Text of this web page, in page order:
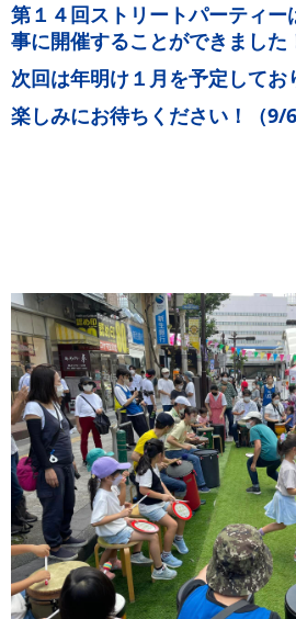
第１４回ストリートパーティー
事に開催することができました
次回は年明け１月を予定してお
楽しみにお待ちください！（9/